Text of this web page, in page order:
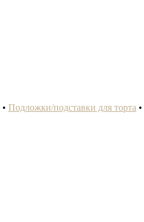
• Подложки/подставки для торта •